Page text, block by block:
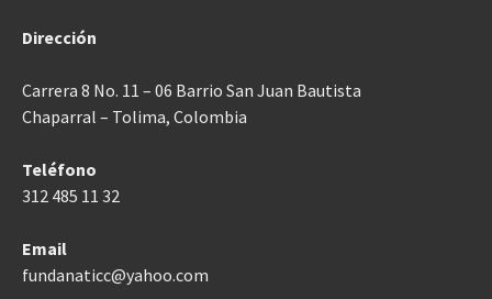
Dirección
Carrera 8 No. 11 – 06 Barrio San Juan Bautista
Chaparral – Tolima, Colombia
Teléfono
312 485 11 32
Email
fundanaticc@yahoo.com